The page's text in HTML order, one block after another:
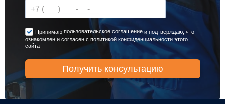
Принимаюпользовательское соглашение и подтверждаю, что
ознакомлен и согласен сполитикой конфиденциальности этого
сайта